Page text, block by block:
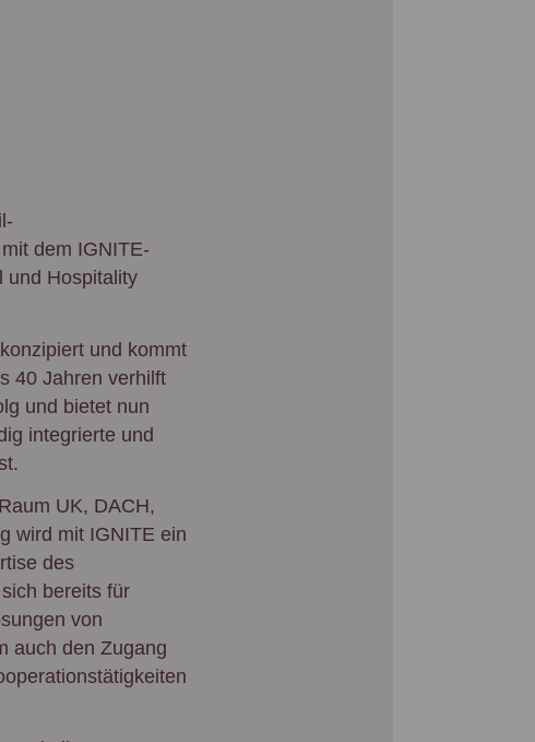
dem IGNITE-
und Hospitality
und kommt
40 Jahren verhilft
und bietet nun
integrierte und
UK, DACH,
wird mit IGNITE ein
des
bereits für
von
auch den Zugang